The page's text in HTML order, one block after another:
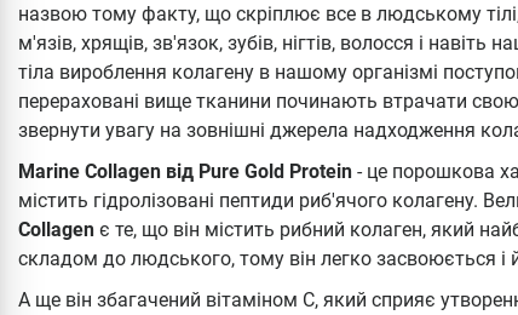
назвою тому факту, що скріплює все в людському
м'язів, хрящів, зв'язок, зубів, нігтів, волосся і
тіла вироблення колагену в нашому організмі
перераховані вище тканини починають втрачати
звернути увагу на зовнішні джерела надходження
Marine Collagen від Pure Gold Protein - це порошкова
містить гідролізовані пептиди риб'ячого колагену.
Collagen є те, що він містить рибний колаген, який
складом до людського, тому він легко засвоюється
А ще він збагачений вітаміном С, який сприяє